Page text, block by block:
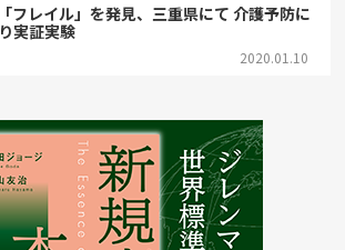
フレイル」を発見、三重県にて 介護予防に
実証実験
2020.01.10